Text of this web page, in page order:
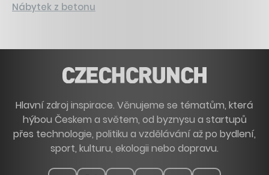
Nábytek z betonu
Hlavní zdroj inspirace. Věnujeme se tématům, která
hýbou Českem a světem, od byznysu a startupů
přes technologie, politiku a vzdělávání až po bydlení,
sport, kulturu, ekologii nebo dopravu.